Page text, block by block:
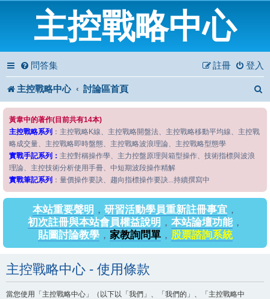
主控戰略中心
問答集 登入
註冊
主控戰略中心 討論區首頁
黃韋中的著作(目前共有14本)
主控戰略系列 ：主控戰略K線、主控戰略開盤法、主控戰略移動平均線、主控戰
略成交量、主控戰略即時盤態、主控戰略波浪理論、主控戰略型態學
實戰手記系列： 主控對稱操作學、主力控盤原理與箱型操作、技術指標與波浪
理論、主控技術分析使用手冊、中短期波段操作精解
實戰筆記系列 ：量價操作要訣、趨向指標操作要訣...持續撰寫中
本站重要聲明 ， 研習活動學員重新註冊事宜 ，
初次註冊與本站會員權益說明 ， 本站論壇功能，
貼圖討論教學， 家教詢問單， 股票諮詢系統
主控戰略中心 - 使用條款
當您使用「主控戰略中心」（以下以「我們」、「我們的」、「主控戰略中